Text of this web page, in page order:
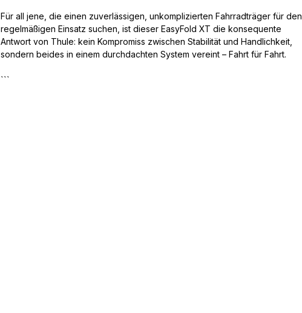
Für all jene, die einen zuverlässigen, unkomplizierten Fahrradträger für den
regelmäßigen Einsatz suchen, ist dieser EasyFold XT die konsequente
Antwort von Thule: kein Kompromiss zwischen Stabilität und Handlichkeit,
sondern beides in einem durchdachten System vereint – Fahrt für Fahrt.
```